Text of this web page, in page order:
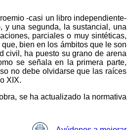
-casi un libro independiente-
y una segunda, la sustancial, una
parciales o muy sintéticas,
bien en los ámbitos que le son
civil, ha puesto su grano de arena
se señala en la primera parte,
no debe olvidarse que las raíces
XIX.
se ha actualizado la normativa